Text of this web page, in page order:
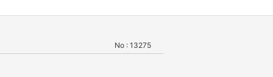
No : 13275